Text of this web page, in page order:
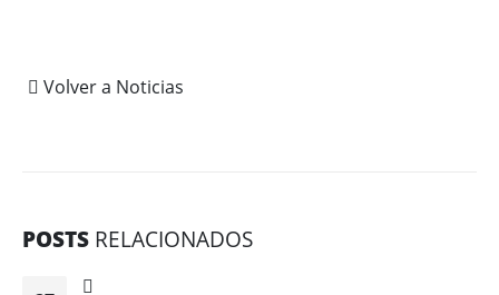
Volver a Noticias
POSTS RELACIONADOS